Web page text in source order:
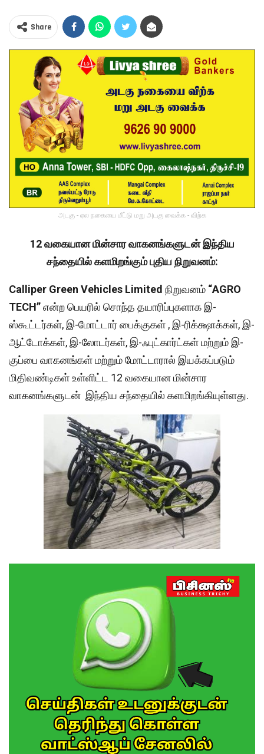
Share
அடகு - ஏல நகையை மீட்டு மறு அடகு வைக்க - விற்க
12 வகையான மின்சார வாகனங்களுடன் இந்திய
சந்தையில் களமிறங்கும் புதிய நிறுவனம்:
Calliper Green Vehicles Limited நிறுவனம் “AGRO
TECH”என்ற பெயரில் சொந்த தயாரிப்புகளாக இ-
ஸ்கூட்டர்கள், இ-மோட்டார் பைக்குகள் , இ-ரிக்க்ஷாக்கள், இ-
ஆட்டோக்கள், இ-லோடர்கள், இ-ஃபுட்கார்ட்கள் மற்றும் இ-
குப்பை வாகனங்கள் மற்றும் மோட்டாரால் இயக்கப்படும்
மிதிவண்டிகள் உள்ளிட்ட 12 வகையான மின்சார
வாகனங்களுடன் இந்திய சந்தையில் களமிறங்கியுள்ளது.